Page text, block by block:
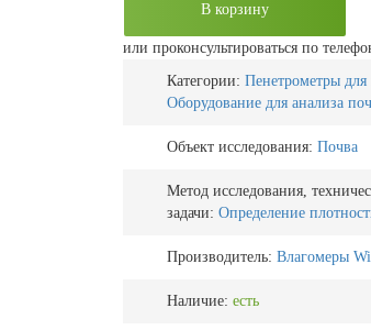
В корзину
или проконсультироваться по
Категории: Пенетрометры
Оборудование для анализа
Объект исследования: Почва
Метод исследования,
задачи: Определение
Производитель: Влагомеры
Наличие: есть